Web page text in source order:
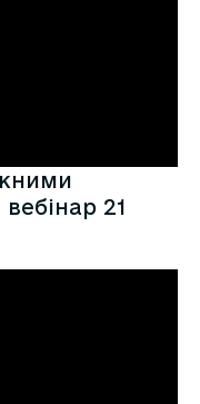
21